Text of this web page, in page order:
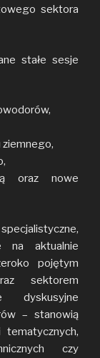
sektora
stałe sesje
ziemnego,
oraz nowe
na aktualnie
pojętym
sektorem
dyskusyjne
– stanowią
czy